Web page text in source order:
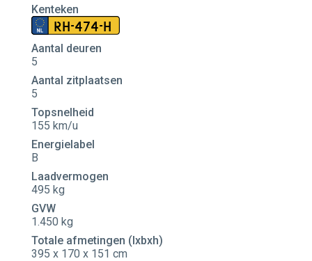
Kenteken
RH-474-H
Aantal deuren
5
Aantal zitplaatsen
5
Topsnelheid
155 km/u
Energielabel
B
Laadvermogen
495 kg
GVW
1.450 kg
Totale afmetingen (lxbxh)
395 x 170 x 151 cm